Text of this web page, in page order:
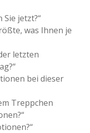
jetzt?“
was Ihnen je
letzten
bei dieser
Treppchen